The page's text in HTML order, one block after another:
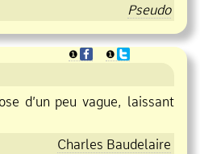
Pseudo
❶ ❶
d’un peu vague, laissant
Charles Baudelaire